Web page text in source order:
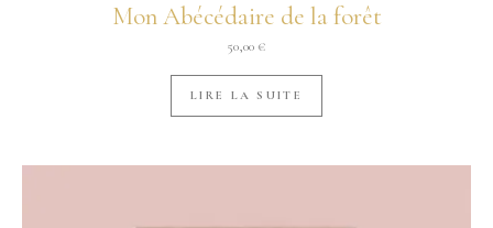
Mon Abécédaire de la forêt
50,00 €
LIRE LA SUITE